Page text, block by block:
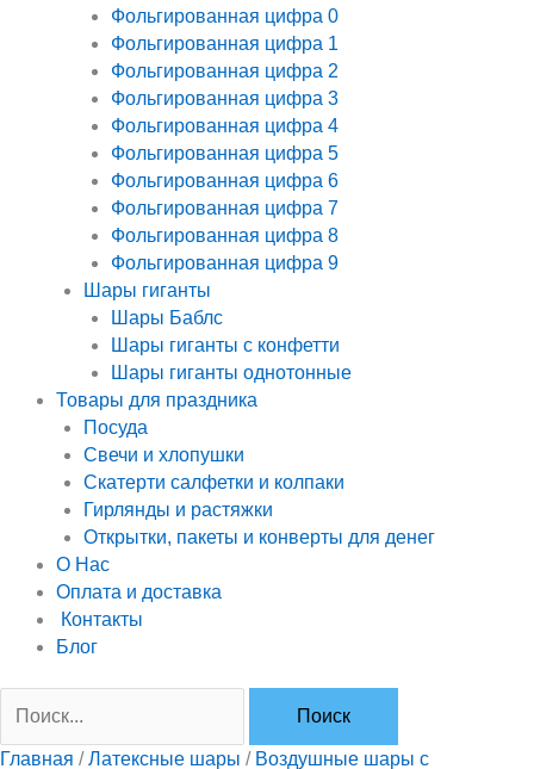
Фольгированная цифра 0
Фольгированная цифра 1
Фольгированная цифра 2
Фольгированная цифра 3
Фольгированная цифра 4
Фольгированная цифра 5
Фольгированная цифра 6
Фольгированная цифра 7
Фольгированная цифра 8
Фольгированная цифра 9
Шары гиганты
Шары Баблс
Шары гиганты с конфетти
Шары гиганты однотонные
Товары для праздника
Посуда
Свечи и хлопушки
Скатерти салфетки и колпаки
Гирлянды и растяжки
Открытки, пакеты и конверты для денег
О Нас
Оплата и доставка
Контакты
Блог
Главная / Латексные шары / Воздушные шары с